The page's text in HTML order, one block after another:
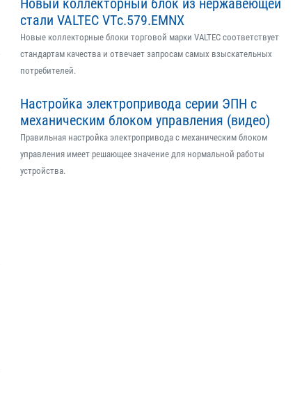
Новый коллекторный блок из нержавеющей
стали VALTEC VTс.579.EMNX
Новые коллекторные блоки торговой марки VALTEC соответствует
стандартам качества и отвечает запросам самых взыскательных
потребителей.
Настройка электропривода серии ЭПН с
механическим блоком управления (видео)
Правильная настройка электропривода с механическим блоком
управления имеет решающее значение для нормальной работы
устройства.